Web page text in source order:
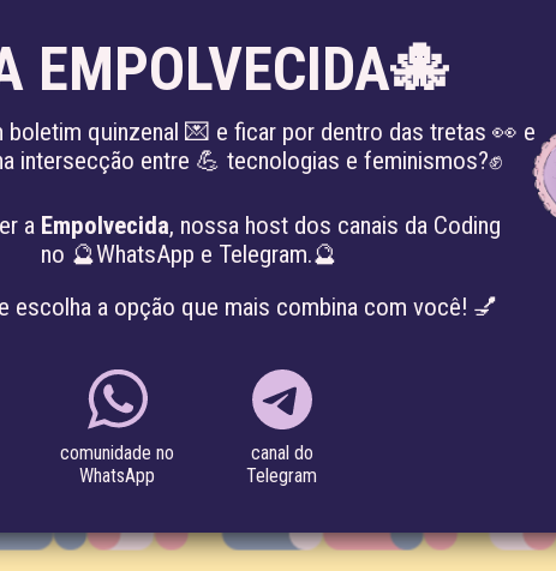
EMPOLVECIDA🐙
boletim quinzenal 💌 e ficar por dentro das tretas 👀 e
intersecção entre 💪 tecnologias e feminismos?✊
a Empolvecida, nossa host dos canais da Coding
no 🔮WhatsApp e Telegram.🔮
escolha a opção que mais combina com você! 💅
comunidade no
WhatsApp
canal do
Telegram